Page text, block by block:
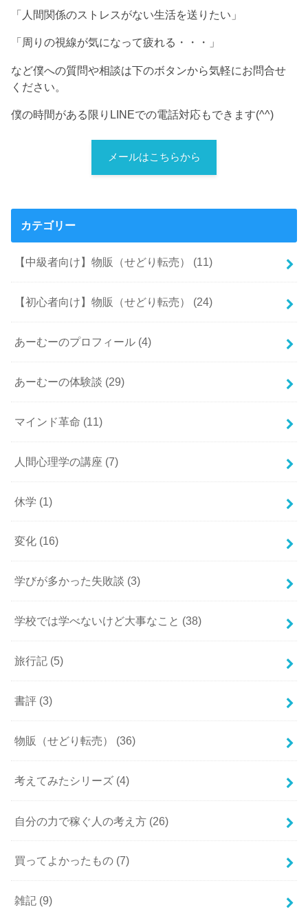
「人間関係のストレスがない生活を送りたい」
「周りの視線が気になって疲れる・・・」
など僕への質問や相談は下のボタンから気軽にお問合せ
ください。
僕の時間がある限りLINEでの電話対応もできます(^^)
メールはこちらから
カテゴリー
【中級者向け】物販（せどり転売） (11)
【初心者向け】物販（せどり転売） (24)
あーむーのプロフィール (4)
あーむーの体験談 (29)
マインド革命 (11)
人間心理学の講座 (7)
休学 (1)
変化 (16)
学びが多かった失敗談 (3)
学校では学べないけど大事なこと (38)
旅行記 (5)
書評 (3)
物販（せどり転売） (36)
考えてみたシリーズ (4)
自分の力で稼ぐ人の考え方 (26)
買ってよかったもの (7)
雑記 (9)